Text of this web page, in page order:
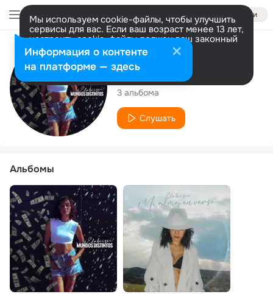
Войти
Мы используем cookie-файлы, чтобы улучшить
сервисы для вас. Если ваш возраст менее 13 лет,
настроить cookie-файлы должен ваш законный
представитель. Больше информации
Разрешить все Настроить
Исполнитель
Elabiisii
3 альбома
Слушать
Альбомы
Информация о контенте
на платформе — здесь